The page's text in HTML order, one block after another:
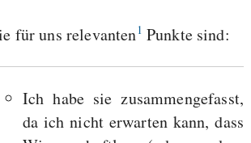
für uns relevanten1 Punkte sind:
Ich habe sie zusammengefasst,
da ich nicht erwarten kann, dass